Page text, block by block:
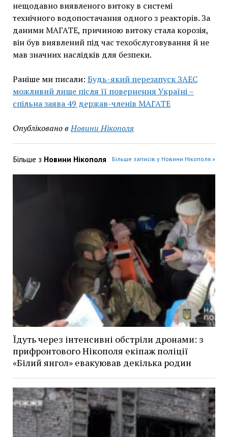
нещодавно виявленого витоку в системі
технічного водопостачання одного з реакторів. За
даними МАГАТЕ, причиною витоку стала корозія,
він був виявлений під час техобслуговування й не
мав значних наслідків для безпеки.
Раніше ми писали: Будь-який перезапуск ЗАЕС
можливий лише після її повернення Україні –
спільна заява 49 держав-членів МАГАТЕ
Опубліковано в Новини Нікополя
Більше з Новини Нікополя Більше записів у Новини Нікополя »
Їдуть через інтенсивні обстріли дронами: з
прифронтового Нікополя екіпаж поліції
«Білий янгол» евакуював декілька родин